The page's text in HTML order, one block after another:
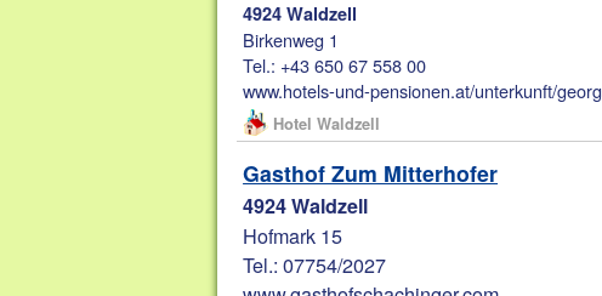
4924 Waldzell
Birkenweg 1
Tel.: +43 650 67 558 00
www.hotels-und-pensionen.at/unterkunft/
Hotel Waldzell
Gasthof Zum Mitterhofer
4924 Waldzell
Hofmark 15
Tel.: 07754/2027